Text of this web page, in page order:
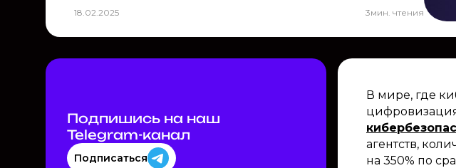
18.02.2025 3мин. чтения
Подпишись на наш
Telegram-канал
Подписаться
В мире, где
агентств,
на 350% по